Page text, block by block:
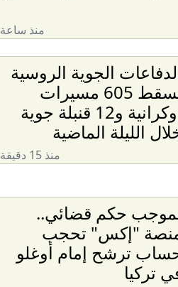
منذ ساعة
الجوية الروسية
تسقط 605 مسيرات
أوكرانية و12 قنبلة جوية
الليلة الماضية
منذ 15 دقيقة
حكم قضائي..
"إكس" تحجب
ترشح إمام أوغلو
تركيا